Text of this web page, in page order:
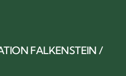
FALKENSTEIN /